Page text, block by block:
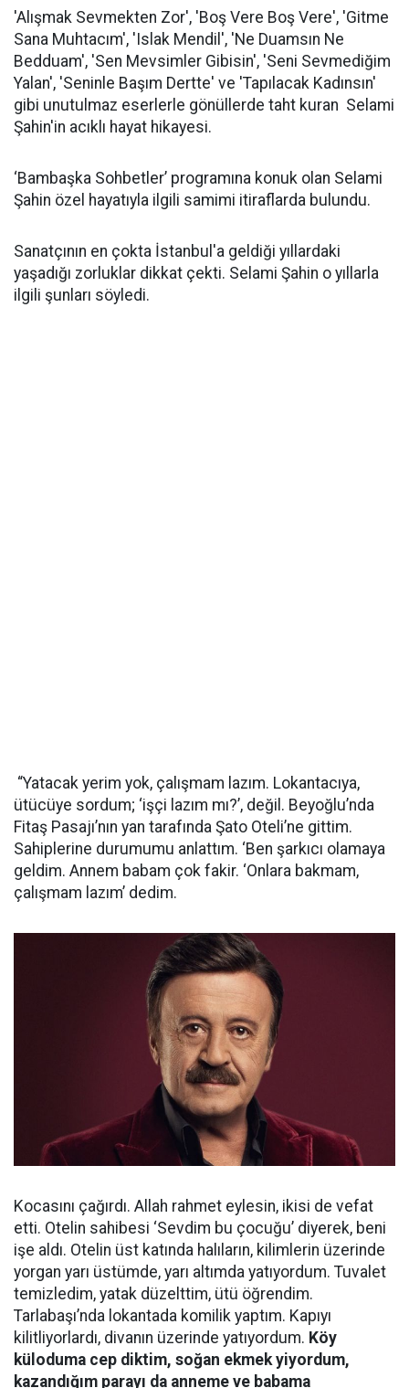
'Alışmak Sevmekten Zor', 'Boş Vere Boş Vere', 'Gitme
Sana Muhtacım', 'Islak Mendil', 'Ne Duamsın Ne
Bedduam', 'Sen Mevsimler Gibisin', 'Seni Sevmediğim
Yalan', 'Seninle Başım Dertte' ve 'Tapılacak Kadınsın'
gibi unutulmaz eserlerle gönüllerde taht kuran Selami
Şahin'in acıklı hayat hikayesi.
‘Bambaşka Sohbetler’ programına konuk olan Selami
Şahin özel hayatıyla ilgili samimi itiraflarda bulundu.
Sanatçının en çokta İstanbul'a geldiği yıllardaki
yaşadığı zorluklar dikkat çekti. Selami Şahin o yıllarla
ilgili şunları söyledi.
“Yatacak yerim yok, çalışmam lazım. Lokantacıya,
ütücüye sordum; ‘işçi lazım mı?’, değil. Beyoğlu’nda
Fitaş Pasajı’nın yan tarafında Şato Oteli’ne gittim.
Sahiplerine durumumu anlattım. ‘Ben şarkıcı olamaya
geldim. Annem babam çok fakir. ‘Onlara bakmam,
çalışmam lazım’ dedim.
Kocasını çağırdı. Allah rahmet eylesin, ikisi de vefat
etti. Otelin sahibesi ‘Sevdim bu çocuğu’ diyerek, beni
işe aldı. Otelin üst katında halıların, kilimlerin üzerinde
yorgan yarı üstümde, yarı altımda yatıyordum. Tuvalet
temizledim, yatak düzelttim, ütü öğrendim.
Tarlabaşı’nda lokantada komilik yaptım. Kapıyı
kilitliyorlardı, divanın üzerinde yatıyordum. Köy
küloduma cep diktim, soğan ekmek yiyordum,
kazandığım parayı da anneme ve babama